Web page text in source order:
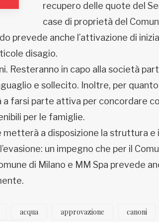
recupero delle quote del
case di proprietà del
prevede anche l’attivazione di
disagio.
Resteranno in capo alla società
e sollecito. Inoltre, per
a farsi parte attiva per concordare
per le famiglie.
metterà a disposizione la struttura
un impegno che per il
di Milano e MM Spa prevede
acqua approvazione canoni